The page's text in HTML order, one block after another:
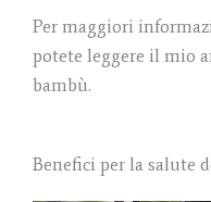
Per maggiori
potete leggere il mio
bambù.
Benefici per la salute